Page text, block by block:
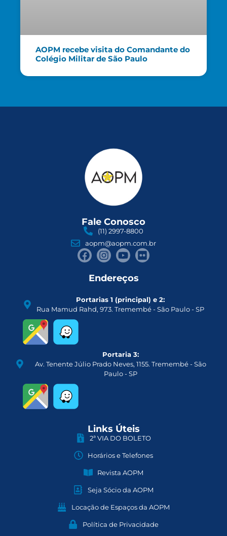
AOPM recebe visita do Comandante do
Colégio Militar de São Paulo
Fale Conosco
(11) 2997-8800
aopm@aopm.com.br
Endereços
Portarias 1 (principal) e 2:
Rua Mamud Rahd, 973. Tremembé - São Paulo - SP
Portaria 3:
Av. Tenente Júlio Prado Neves, 1155. Tremembé - São
Paulo - SP
Links Úteis
2ª VIA DO BOLETO
Horários e Telefones
Revista AOPM
Seja Sócio da AOPM
Locação de Espaços da AOPM
Política de Privacidade